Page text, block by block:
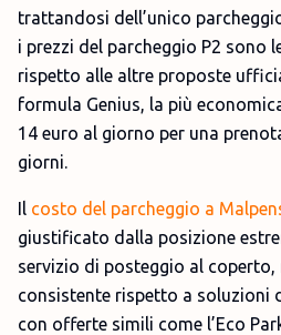
trattandosi dell’unico
i prezzi del parcheggio P2 sono
rispetto alle altre proposte
formula Genius, la più
14 euro al giorno per una
giorni.
Il costo del parcheggio a
giustificato dalla posizione
servizio di posteggio al coperto,
consistente rispetto a soluzioni
con offerte simili come l’Eco